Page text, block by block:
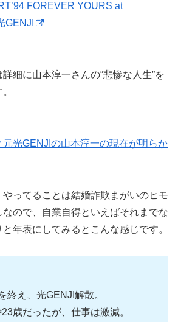
FOREVER YOURS at
GENJI
細に山本淳一さんの“悲惨な人生”を
光GENJIの山本淳一の現在が明らか
やってることは結婚詐欺まがいのヒモ
ので、自業自得といえばそれまでな
年表にしてみるとこんな感じです。
終え、光GENJI解散。
歳だったが、仕事は激減。